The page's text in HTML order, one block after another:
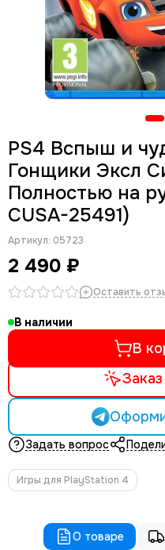
PS4 Вспыш и
Гонщики Эксл
Полностью на
CUSA-25491)
Артикул: 05723
2 490 ₽
Оставить
В наличии
В
Задать вопрос
Игры для PlayStation 4
О товаре